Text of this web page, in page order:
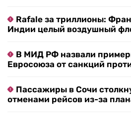
Rafale за триллионы:
Индии целый воздушный
В МИД РФ назвали
Евросоюза от санкций
Пассажиры в Сочи
отменами рейсов из-за